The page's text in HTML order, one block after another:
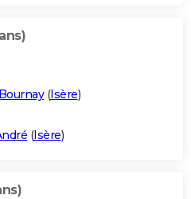
(Isère)
(Isère)